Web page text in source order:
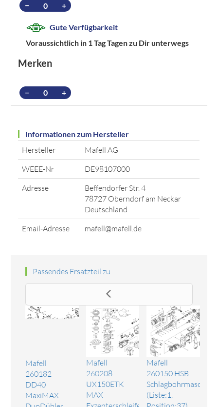
− +
Gute Verfügbarkeit
Voraussichtlich in 1 Tag Tagen zu Dir unterwegs
Merken
− +
Informationen zum Hersteller
Hersteller
Mafell AG
WEEE-Nr
DE98107000
Adresse
Beffendorfer Str. 4
78727 Oberndorf am Neckar
Deutschland
Email-Adresse
mafell@mafell.de
Passendes Ersatzteil zu
Mafell
260182
DD40
MaxiMAX
Mafell
260208
UX150ETK
MAX
Mafell
260150 HSB
Schlagbohrmaschine
(Liste:1,